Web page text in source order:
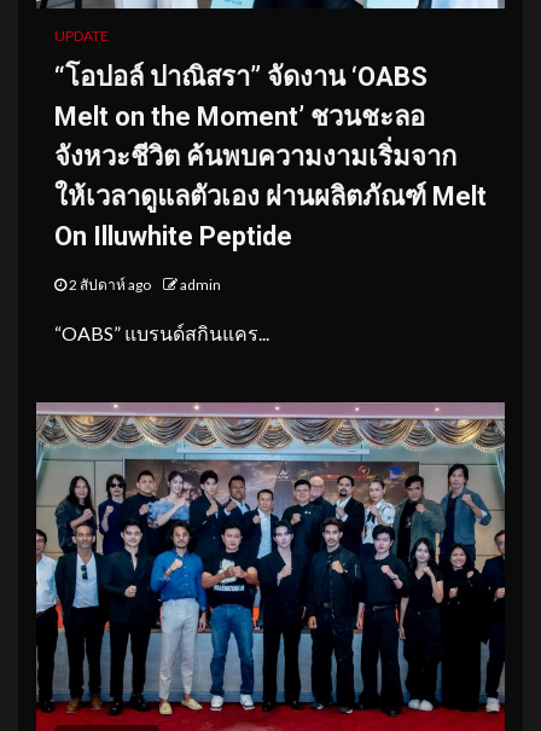
UPDATE
“โอปอล์ ปาณิสรา” จัดงาน ‘OABS
Melt on the Moment’ ชวนชะลอ
จังหวะชีวิต ค้นพบความงามเริ่มจาก
ให้เวลาดูแลตัวเอง ผ่านผลิตภัณฑ์ Melt
On Illuwhite Peptide
2 สัปดาห์ ago admin
“OABS” แบรนด์สกินแคร...